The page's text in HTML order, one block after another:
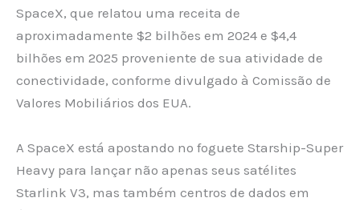
SpaceX, que relatou uma receita de
aproximadamente $2 bilhões em 2024 e $4,4
bilhões em 2025 proveniente de sua atividade de
conectividade, conforme divulgado à Comissão de
Valores Mobiliários dos EUA.
A SpaceX está apostando no foguete Starship-Super
Heavy para lançar não apenas seus satélites
Starlink V3, mas também centros de dados em